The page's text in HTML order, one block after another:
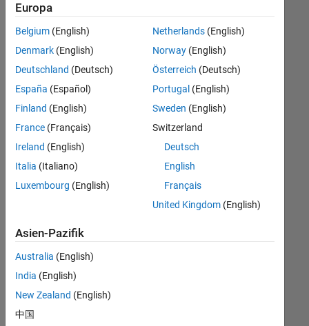
Ihren
Suchkriterien
entsprechen.
können
die
Suchkriterien
weiter
fassen
oder
alle
Stellenangebote
anzeigen .
noch
keine
offenen
Stellen
können,
Europa
Belgium (English)
Denmark (English)
Deutschland (Deutsch)
España (Español)
Finland (English)
France (Français)
Ireland (English)
Italia (Italiano)
Luxembourg (English)
Netherlands(English)
Norway(English)
Österreich (Deutsch)
Portugal (English)
Sweden (English)
Switzerland
Deutsch
English
Français
United Kingdom(English)
Asien-Pazifik
Australia (English)
India (English)
New Zealand (English)
中国